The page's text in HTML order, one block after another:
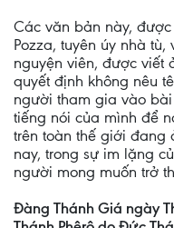
Các văn bản này,
Pozza, tuyên úy nhà
nguyện viên, được viết
quyết định không nêu
người tham gia vào
tiếng nói của mình để
trên toàn thế giới đang
nay, trong sự im lặng
người mong muốn trở
Đàng Thánh Giá ngày